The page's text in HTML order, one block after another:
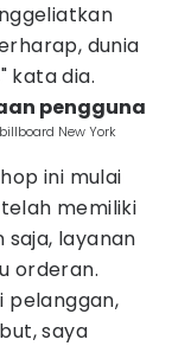
dunia
kata dia.
pengguna
New York
ini mulai
memiliki
saja, layanan
orderan.
pelanggan,
saya